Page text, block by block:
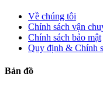
Về chúng tôi
Chính sách vận
Chính sách bảo mật
Quy định & Chính
Bản đồ